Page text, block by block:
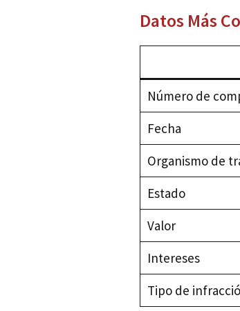
Datos Más
Número de
Fecha
Organismo de
Estado
Valor
Intereses
Tipo de